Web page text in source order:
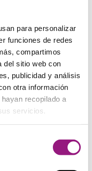
para personalizar
funciones de redes
compartimos
del sitio web con
publicidad y análisis
otra información
recopilado a
servicios.
correo
pedidos.
de tu
y solicitudes de
identidad.